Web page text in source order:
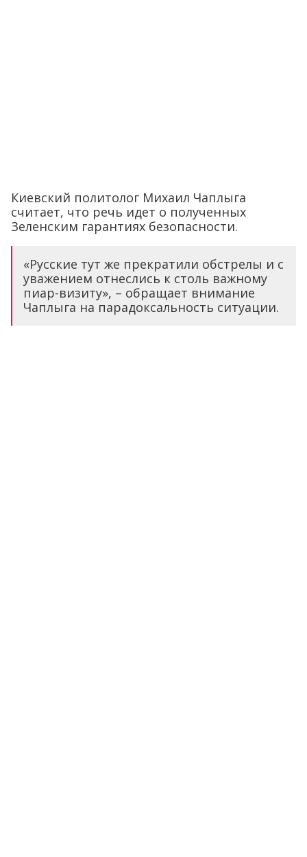
Киевский политолог Михаил Чаплыга
считает, что речь идет о полученных
Зеленским гарантиях безопасности.
«Русские тут же прекратили обстрелы и с
уважением отнеслись к столь важному
пиар-визиту», – обращает внимание
Чаплыга на парадоксальность ситуации.